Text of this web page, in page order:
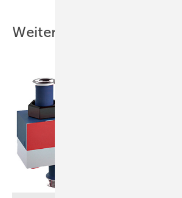
Weitere Inhalte